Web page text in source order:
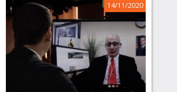
14/11/2020